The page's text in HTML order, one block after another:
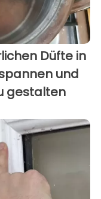
Düfte in
und
gestalten